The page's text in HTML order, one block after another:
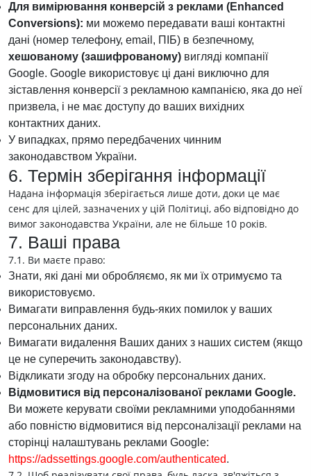
Для вимірювання конверсій з реклами (Enhanced
Conversions): ми можемо передавати ваші контактні
дані (номер телефону, email, ПІБ) в безпечному,
хешованому (зашифрованому) вигляді компанії
Google. Google використовує ці дані виключно для
зіставлення конверсії з рекламною кампанією, яка до неї
призвела, і не має доступу до ваших вихідних
контактних даних.
У випадках, прямо передбачених чинним
законодавством України.
6. Термін зберігання інформації
Надана інформація зберігається лише доти, доки це має
сенс для цілей, зазначених у цій Політиці, або відповідно до
вимог законодавства України, але не більше 10 років.
7. Ваші права
7.1. Ви маєте право:
Знати, які дані ми обробляємо, як ми їх отримуємо та
використовуємо.
Вимагати виправлення будь-яких помилок у ваших
персональних даних.
Вимагати видалення Ваших даних з наших систем (якщо
це не суперечить законодавству).
Відкликати згоду на обробку персональних даних.
Відмовитися від персоналізованої реклами Google.
Ви можете керувати своїми рекламними уподобаннями
або повністю відмовитися від персоналізації реклами на
сторінці налаштувань реклами Google:
https://adssettings.google.com/authenticated.